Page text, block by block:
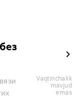
vaqtinchalik
mavjud
emas